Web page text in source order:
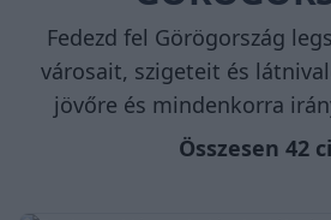
Fedezd fel Görögország
városait, szigeteit és
jövőre és mindenkorra
Összesen 42